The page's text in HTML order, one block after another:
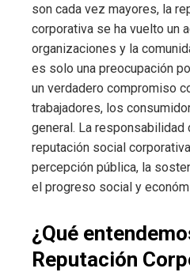
son cada vez mayores, la
corporativa se ha vuelto un
organizaciones y la
es solo una preocupación
un verdadero compromiso
trabajadores, los
general. La responsabilidad
reputación social
percepción pública, la
el progreso social y
¿Qué
Reputación